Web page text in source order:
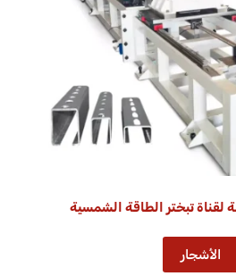
لقناة تبختر الطاقة الشمسية
الأشجار